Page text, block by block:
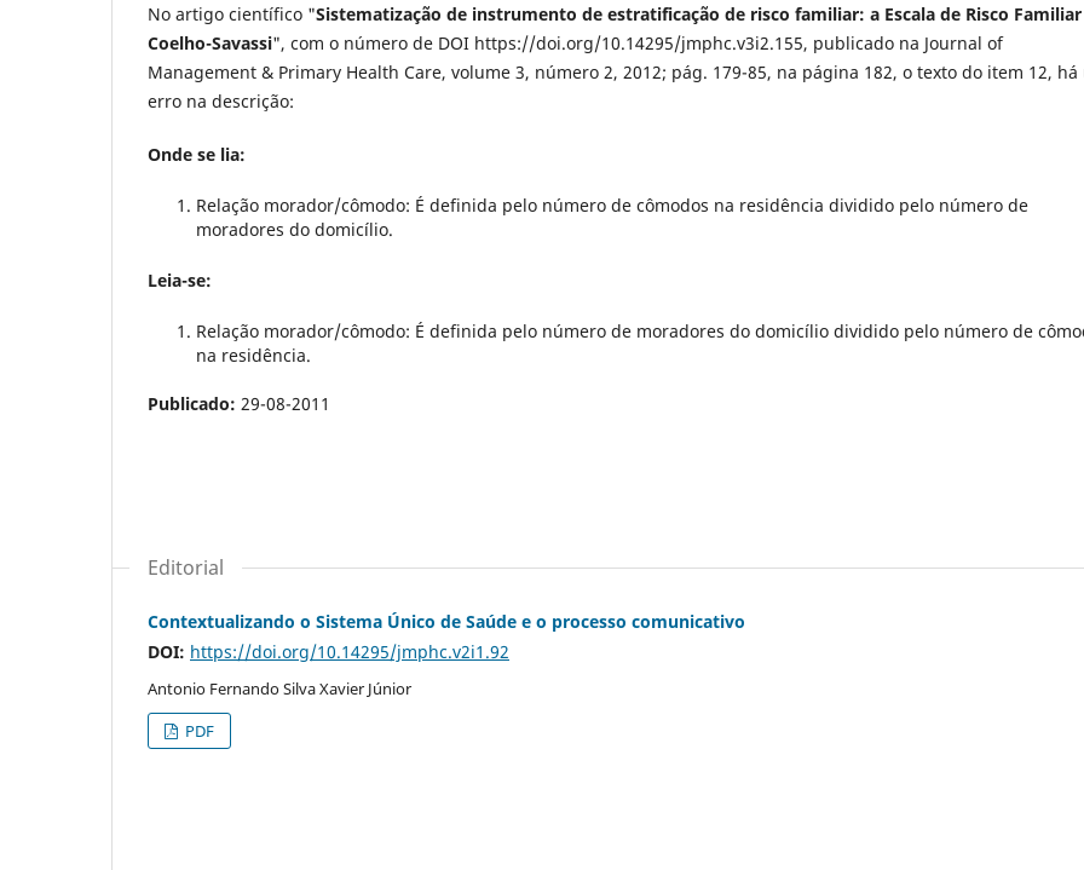
No artigo científico "Sistematização de instrumento de estratificação de risco familiar: a Escala de Risco
Coelho-Savassi", com o número de DOI https://doi.org/10.14295/jmphc.v3i2.155, publicado na Journal of
Management & Primary Health Care, volume 3, número 2, 2012; pág. 179-85, na página 182, o texto do item 12, há
erro na descrição:
Onde se lia:
Relação morador/cômodo: É definida pelo número de cômodos na residência dividido pelo número de
moradores do domicílio.
Leia-se:
Relação morador/cômodo: É definida pelo número de moradores do domicílio dividido pelo número de
na residência.
Publicado: 29-08-2011
Editorial
Contextualizando o Sistema Único de Saúde e o processo comunicativo
DOI: https://doi.org/10.14295/jmphc.v2i1.92
Antonio Fernando Silva Xavier Júnior
PDF